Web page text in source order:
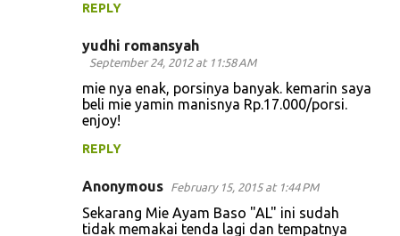
REPLY
yudhi romansyah
September 24, 2012 at 11:58 AM
mie nya enak, porsinya banyak. kemarin saya
beli mie yamin manisnya Rp.17.000/porsi.
enjoy!
REPLY
Anonymous February 15, 2015 at 1:44 PM
Sekarang Mie Ayam Baso "AL" ini sudah
tidak memakai tenda lagi dan tempatnya